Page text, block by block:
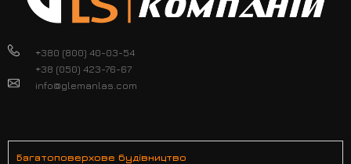
+380 (800) 40-03-54
+38 (050) 423-76-67
info@glemanlas.com
Багатоповерхове будівництво